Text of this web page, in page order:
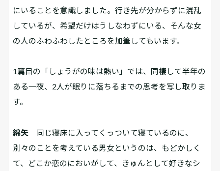
にいることを意識しました。行き先が分からずに混乱
しているが、希望だけはうしなわずにいる、そんな女
の人のふわふわしたところを加筆してもいます。
――1篇目の「しょうがの味は熱い」では、同棲して半年の
ある一夜、2人が眠りに落ちるまでの思考を写し取りま
す。
綿矢 同じ寝床に入ってくっついて寝ているのに、
別々のことを考えている男女というのは、もどかしく
て、どこか恋のにおいがして、きゅんとして好きなシ